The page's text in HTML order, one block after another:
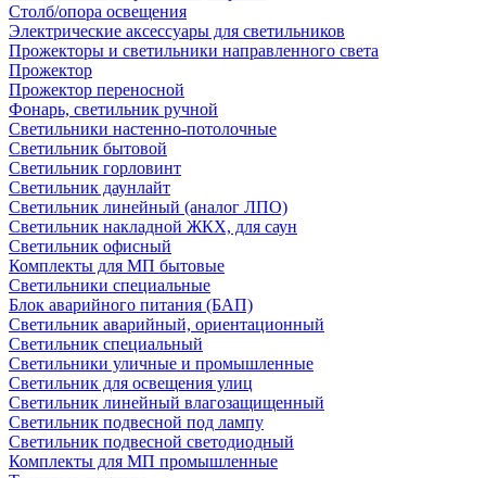
Столб/опора освещения
Электрические аксессуары для светильников
Прожекторы и светильники направленного света
Прожектор
Прожектор переносной
Фонарь, светильник ручной
Светильники настенно-потолочные
Светильник бытовой
Светильник горловинт
Светильник даунлайт
Светильник линейный (аналог ЛПО)
Светильник накладной ЖКХ, для саун
Светильник офисный
Комплекты для МП бытовые
Светильники специальные
Блок аварийного питания (БАП)
Светильник аварийный, ориентационный
Светильник специальный
Светильники уличные и промышленные
Светильник для освещения улиц
Светильник линейный влагозащищенный
Светильник подвесной под лампу
Светильник подвесной светодиодный
Комплекты для МП промышленные